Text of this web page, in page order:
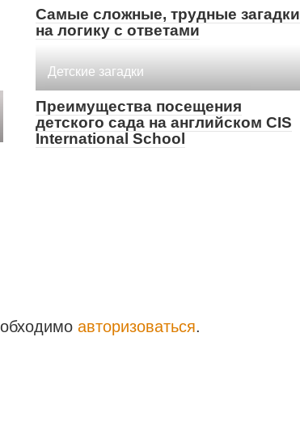
Самые сложные, трудные загадки
на логику с ответами
Детские загадки
Преимущества посещения
детского сада на английском CIS
International School
авторизоваться.